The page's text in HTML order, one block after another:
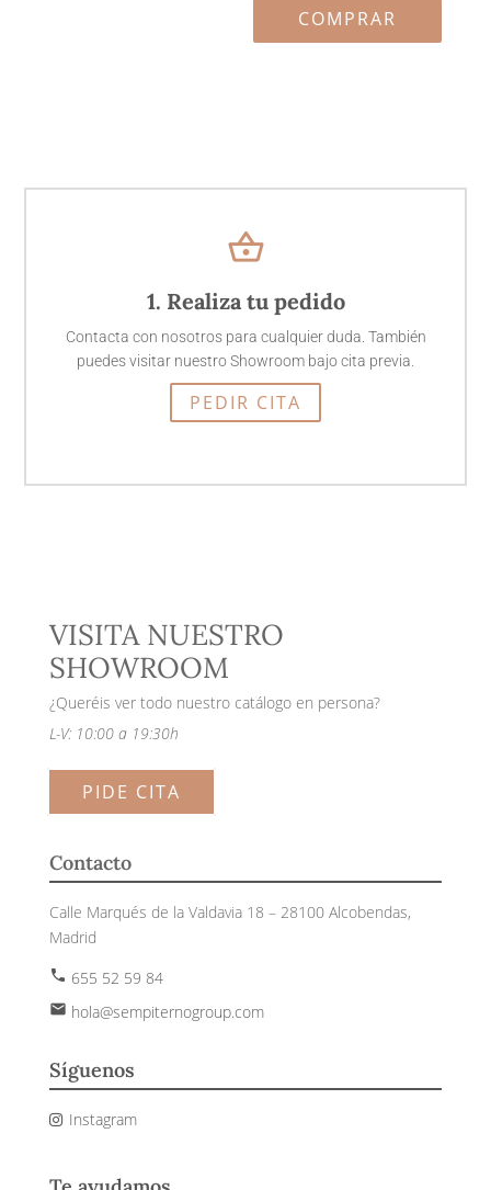
COMPRAR
shopping_basket
1. Realiza tu pedido
Contacta con nosotros para cualquier duda. También
puedes visitar nuestro Showroom bajo cita previa.
PEDIR CITA
VISITA NUESTRO
SHOWROOM
¿Queréis ver todo nuestro catálogo en persona?
L-V: 10:00 a 19:30h
PIDE CITA
Contacto
Calle Marqués de la Valdavia 18 – 28100 Alcobendas,
Madrid
phone 655 52 59 84
email hola@sempiternogroup.com
Síguenos
Instagram